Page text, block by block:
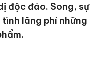
độc đáo. Song, sự
lãng phí những